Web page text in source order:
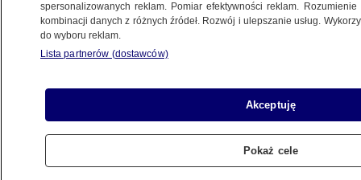
Udostępnij
spersonalizowanych reklam. Pomiar efektywności reklam.
kombinacji danych z różnych źródeł. Rozwój i ulepszanie usług.
do wyboru reklam.
Lista partnerów (dostawców)
Akceptuję
Pokaż cele